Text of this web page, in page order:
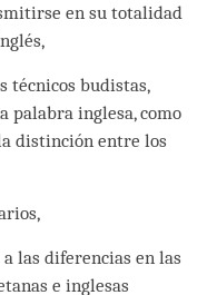
en su totalidad
budistas,
palabra inglesa, como
distinción entre los
las diferencias en las
e inglesas